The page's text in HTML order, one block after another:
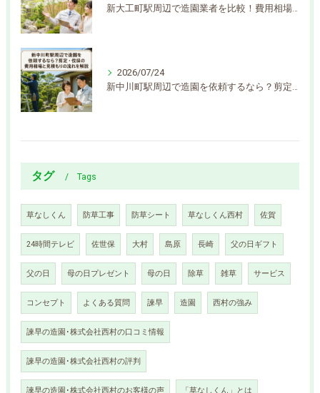
新大工町駅周辺で造園業者を比較！費用相場や選び方をわかりやすく解説
2026/07/24
タグ Tags
草なしくん 防草工事 防草シート 草なしくん西村 佐賀
24時間テレビ 佐世保 大村 島原 長崎 父の日ギフト
父の日 母の日プレゼント 母の日 除草 雑草 サービス
コンセプト よくある質問 諫早 造園 西村の強み
諫早の造園･株式会社西村の口コミ情報
諫早の造園･株式会社西村の評判
諫早の造園･株式会社西村のお客様の声 「草なしくん」とは